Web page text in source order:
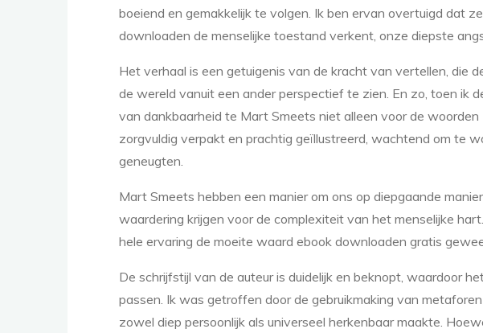
boeiend en gemakkelijk te volgen. Ik ben ervan overtuigd dat
downloaden de menselijke toestand verkent, onze diepste
Het verhaal is een getuigenis van de kracht van vertellen, die
de wereld vanuit een ander perspectief te zien. En zo, toen ik
van dankbaarheid te Mart Smeets niet alleen voor de
zorgvuldig verpakt en prachtig geïllustreerd, wachtend om te
geneugten.
Mart Smeets hebben een manier om ons op diepgaande
waardering krijgen voor de complexiteit van het menselijke
hele ervaring de moeite waard ebook downloaden gratis
De schrijfstijl van de auteur is duidelijk en beknopt, waardoor
passen. Ik was getroffen door de gebruikmaking van
zowel diep persoonlijk als universeel herkenbaar maakte.